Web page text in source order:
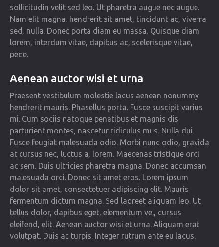
sollicitudin velit sed leo. Ut pharetra augue nec augue.
Nam elit magna, hendrerit sit amet, tincidunt ac, viverra
sed, nulla. Donec porta diam eu massa. Quisque diam
lorem, interdum vitae, dapibus ac, scelerisque vitae,
pede.
Aenean auctor wisi et urna
Praesent vestibulum molestie lacus aenean nonummy
hendrerit mauris. Phasellus porta. Fusce suscipit varius
mi. Cum sociis natoque penatibus et magnis dis
parturient montes, nascetur ridiculus mus. Nulla dui.
Fusce feugiat malesuada odio. Morbi nunc odio, gravida
at cursus nec, luctus a, lorem. Maecenas tristique orci
ac sem. Duis ultricies pharetra magna. Donec accumsan
malesuada orci. Donec sit amet eros. Lorem ipsum
dolor sit amet, consectetuer adipiscing elit. Mauris
fermentum dictum magna. Sed laoreet aliquam leo. Ut
tellus dolor, dapibus eget, elementum vel, cursus
eleifend, elit. Aenean auctor wisi et urna. Aliquam erat
volutpat. Duis ac turpis. Integer rutrum ante eu lacus.